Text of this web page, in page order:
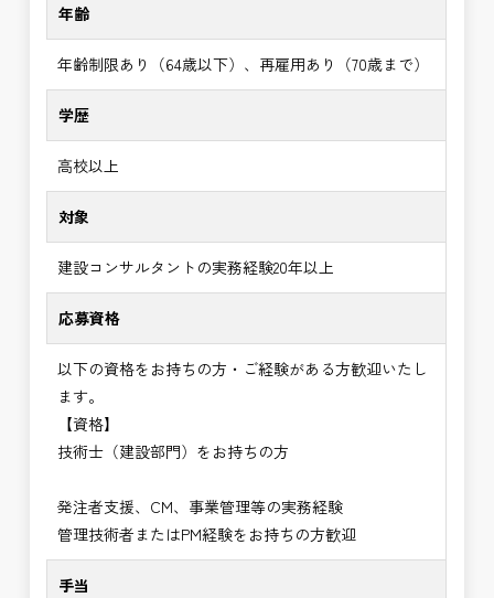
年齢
年齢制限あり（64歳以下）、再雇用あり（70歳まで）
学歴
高校以上
対象
建設コンサルタントの実務経験20年以上
応募資格
以下の資格をお持ちの方・ご経験がある方歓迎いたし
ます。
【資格】
技術士（建設部門）をお持ちの方
発注者支援、CM、事業管理等の実務経験
管理技術者またはPM経験をお持ちの方歓迎
手当